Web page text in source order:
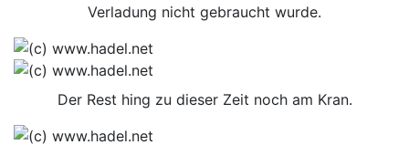
Verladung nicht gebraucht wurde.
Der Rest hing zu dieser Zeit noch am Kran.